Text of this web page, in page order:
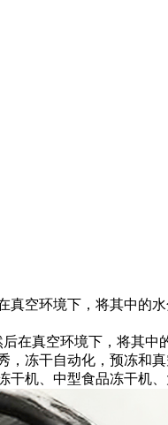
空环境下，将其中的
在真空环境下，将其
冻干自动化，预冻和
机、中型食品冻干机